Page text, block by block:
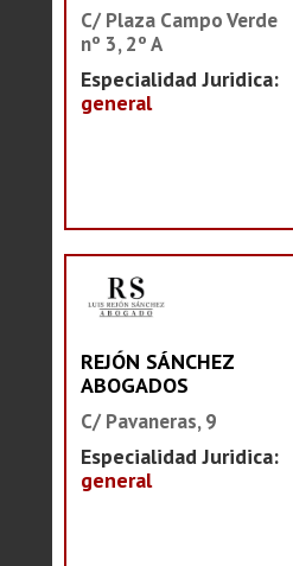
C/ Plaza Campo Verde
nº 3, 2º A
Especialidad Juridica:
general
REJÓN SÁNCHEZ
ABOGADOS
C/ Pavaneras, 9
Especialidad Juridica:
general